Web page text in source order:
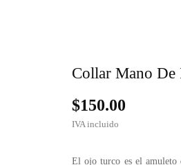
Collar Mano De
$150.00
IVA incluido
El ojo turco es el amuleto